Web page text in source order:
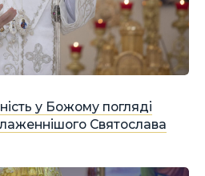
у Божому погляді
Святослава